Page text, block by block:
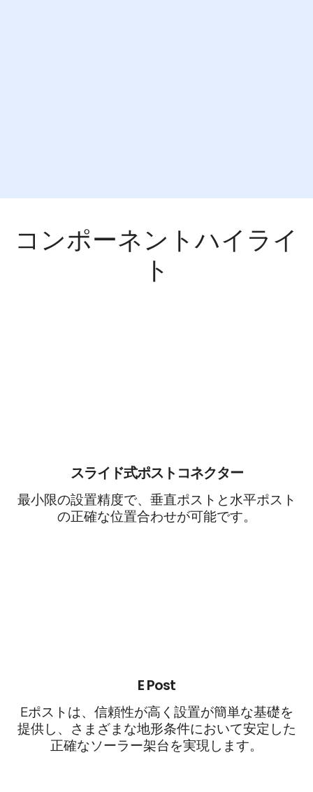
コンポーネントハイライ
ト
スライド式ポストコネクター
最小限の設置精度で、垂直ポストと水平ポスト
の正確な位置合わせが可能です。
E Post
Eポストは、信頼性が高く設置が簡単な基礎を
提供し、さまざまな地形条件において安定した
正確なソーラー架台を実現します。